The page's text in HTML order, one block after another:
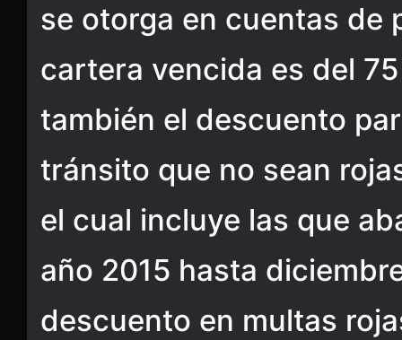
se otorga en cuentas de
cartera vencida es del
también el descuento
tránsito que no sean
el cual incluye las que
año 2015 hasta
descuento en multas